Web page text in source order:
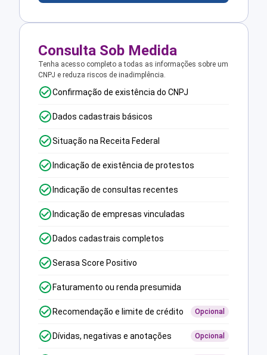
Consulta Sob Medida
Tenha acesso completo a todas as informações sobre um
CNPJ e reduza riscos de inadimplência.
Confirmação de existência do CNPJ
Dados cadastrais básicos
Situação na Receita Federal
Indicação de existência de protestos
Indicação de consultas recentes
Indicação de empresas vinculadas
Dados cadastrais completos
Serasa Score Positivo
Faturamento ou renda presumida
Recomendação e limite de crédito Opcional
Dívidas, negativas e anotações Opcional